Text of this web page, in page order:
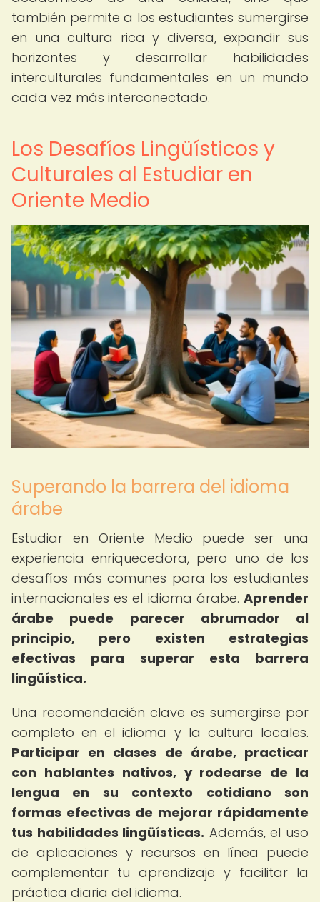
también permite a los estudiantes sumergirse
en una cultura rica y diversa, expandir sus
horizontes y desarrollar habilidades
interculturales fundamentales en un mundo
cada vez más interconectado.
Los Desafíos Lingüísticos y
Culturales al Estudiar en
Oriente Medio
Superando la barrera del idioma
árabe
Estudiar en Oriente Medio puede ser una
experiencia enriquecedora, pero uno de los
desafíos más comunes para los estudiantes
internacionales es el idioma árabe. Aprender
árabe puede parecer abrumador al
principio, pero existen estrategias
efectivas para superar esta barrera
lingüística.
Una recomendación clave es sumergirse por
completo en el idioma y la cultura locales.
Participar en clases de árabe, practicar
con hablantes nativos, y rodearse de la
lengua en su contexto cotidiano son
formas efectivas de mejorar rápidamente
tus habilidades lingüísticas. Además, el uso
de aplicaciones y recursos en línea puede
complementar tu aprendizaje y facilitar la
práctica diaria del idioma.